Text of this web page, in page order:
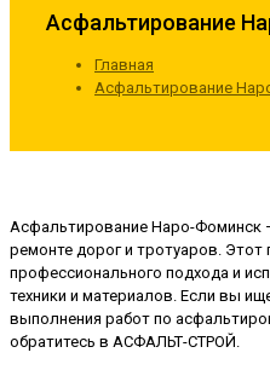
Асфальтирование
Главная
Асфальтирование
Асфальтирование Наро-Фоминск
ремонте дорог и тротуаров. Этот
профессионального подхода и
техники и материалов. Если вы
выполнения работ по
обратитесь в АСФАЛЬТ-СТРОЙ.